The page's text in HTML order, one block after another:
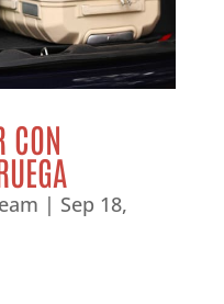
CON
| Sep 18,